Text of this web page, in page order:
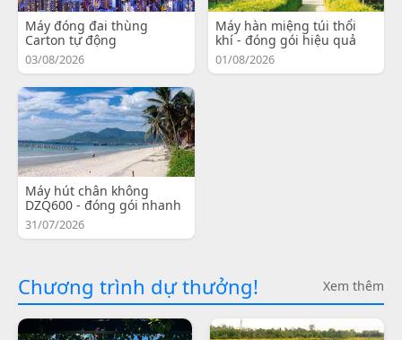
Máy đóng đai thùng
Carton tự động
03/08/2026
Máy hàn miệng túi thổi
khí - đóng gói hiệu quả
01/08/2026
Máy hút chân không
DZQ600 - đóng gói nhanh
31/07/2026
Chương trình dự thưởng! Xem thêm